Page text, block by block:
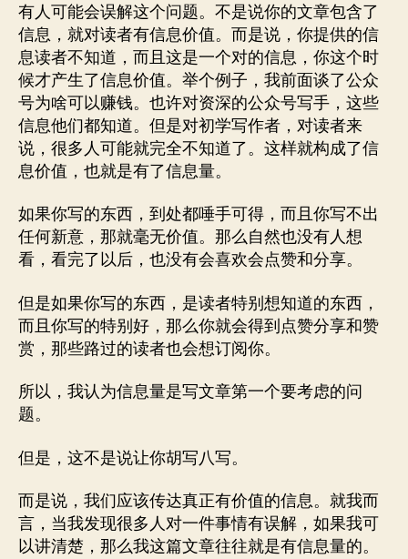
有人可能会误解这个问题。不是说你的文章包含了
信息，就对读者有信息价值。而是说，你提供的信
息读者不知道，而且这是一个对的信息，你这个时
候才产生了信息价值。举个例子，我前面谈了公众
号为啥可以赚钱。也许对资深的公众号写手，这些
信息他们都知道。但是对初学写作者，对读者来
说，很多人可能就完全不知道了。这样就构成了信
息价值，也就是有了信息量。
如果你写的东西，到处都唾手可得，而且你写不出
任何新意，那就毫无价值。那么自然也没有人想
看，看完了以后，也没有会喜欢会点赞和分享。
但是如果你写的东西，是读者特别想知道的东西，
而且你写的特别好，那么你就会得到点赞分享和赞
赏，那些路过的读者也会想订阅你。
所以，我认为信息量是写文章第一个要考虑的问
题。
但是，这不是说让你胡写八写。
而是说，我们应该传达真正有价值的信息。就我而
言，当我发现很多人对一件事情有误解，如果我可
以讲清楚，那么我这篇文章往往就是有信息量的。